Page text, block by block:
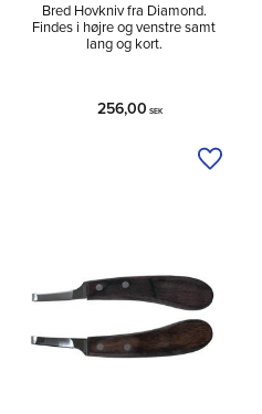
Bred Hovkniv fra Diamond.
Findes i højre og venstre samt
lang og kort.
256,00 SEK
Tilføj